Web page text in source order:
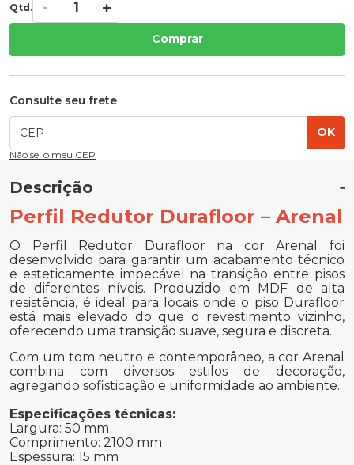
Qtd.
Comprar
Consulte seu frete
OK
Não sei o meu CEP
Descrição
Perfil Redutor Durafloor – Arenal
O Perfil Redutor Durafloor na cor Arenal foi
desenvolvido para garantir um acabamento técnico
e esteticamente impecável na transição entre pisos
de diferentes níveis. Produzido em MDF de alta
resistência, é ideal para locais onde o piso Durafloor
está mais elevado do que o revestimento vizinho,
oferecendo uma transição suave, segura e discreta.
Com um tom neutro e contemporâneo, a cor Arenal
combina com diversos estilos de decoração,
agregando sofisticação e uniformidade ao ambiente.
Especificações técnicas:
Largura: 50 mm
Comprimento: 2100 mm
Espessura: 15 mm